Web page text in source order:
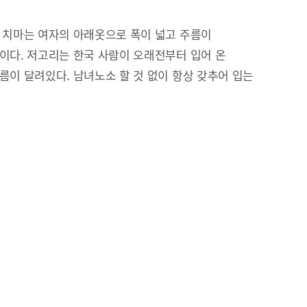
마는 여자의 아래옷으로 폭이 넓고 주름이
다. 저고리는 한국 사람이 오래전부터 입어 온
이 달려있다. 남녀노소 할 것 없이 항상 갖추어 입는